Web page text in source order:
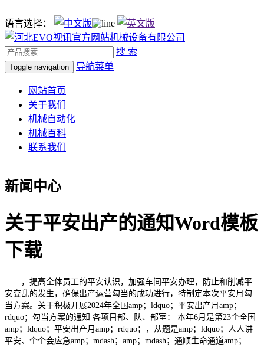
语言选择：
搜 索
Toggle navigation 导航菜单
网站首页
关于我们
机械自动化
机械百科
联系我们
新闻中心
关于平安出产的通知Word模板
下载
，提高全体员工的平安认识，加强车间平安办理，防止和削减平
安变乱的发生，确保出产运营勾当的成功进行，特制定本次平安月勾
当方案。关于积极开展2024年全国amp；ldquo；平安出产月amp；
rdquo；勾当方案的通知 各项目部、队、部室： 本年6月是第23个全国
amp；ldquo；平安出产月amp；rdquo；，从题是amp；ldquo；人人讲
平安、个个会应急amp；mdash；amp；mdash；通顺生命通道amp；